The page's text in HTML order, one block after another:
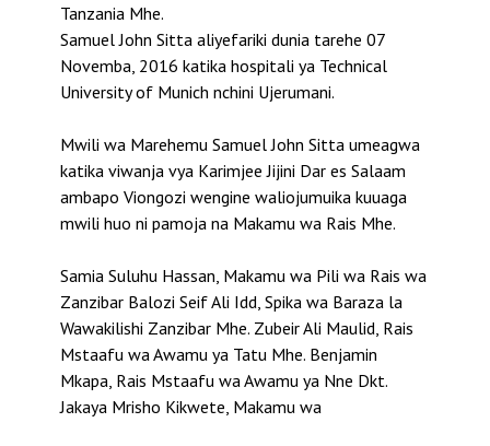
Tanzania Mhe.
Samuel John Sitta aliyefariki dunia tarehe 07
Novemba, 2016 katika hospitali ya Technical
University of Munich nchini Ujerumani.
Mwili wa Marehemu Samuel John Sitta umeagwa
katika viwanja vya Karimjee Jijini Dar es Salaam
ambapo Viongozi wengine waliojumuika kuuaga
mwili huo ni pamoja na Makamu wa Rais Mhe.
Samia Suluhu Hassan, Makamu wa Pili wa Rais wa
Zanzibar Balozi Seif Ali Idd, Spika wa Baraza la
Wawakilishi Zanzibar Mhe. Zubeir Ali Maulid, Rais
Mstaafu wa Awamu ya Tatu Mhe. Benjamin
Mkapa, Rais Mstaafu wa Awamu ya Nne Dkt.
Jakaya Mrisho Kikwete, Makamu wa